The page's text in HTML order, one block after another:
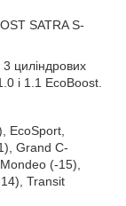
SATRA S-
циліндрових
і 1.1 EcoBoost.
EcoSport,
Grand C-
(-15),
Transit